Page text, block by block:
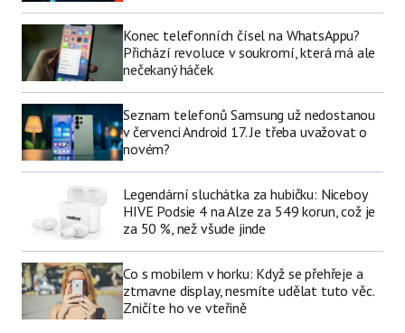
Konec telefonních čísel na WhatsAppu?
Přichází revoluce v soukromí, která má ale
nečekaný háček
Seznam telefonů Samsung už nedostanou
v červenci Android 17. Je třeba uvažovat o
novém?
Legendární sluchátka za hubičku: Niceboy
HIVE Podsie 4 na Alze za 549 korun, což je
za 50 %, než všude jinde
Co s mobilem v horku: Když se přehřeje a
ztmavne display, nesmíte udělat tuto věc.
Zničíte ho ve vteřině